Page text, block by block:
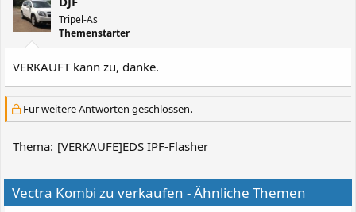
Tripel-As
Themenstarter
VERKAUFT kann zu, danke.
Für weitere Antworten geschlossen.
Thema: [VERKAUFE]EDS IPF-Flasher
Vectra Kombi zu verkaufen - Ähnliche Themen